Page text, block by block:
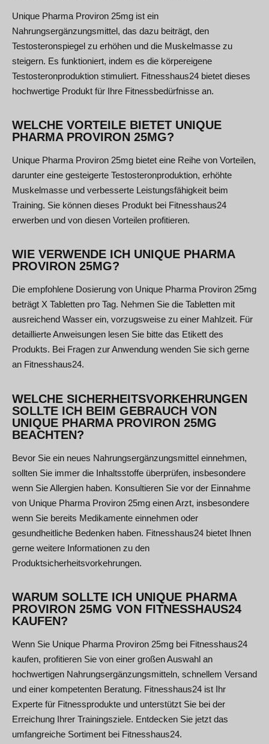
Unique Pharma Proviron 25mg ist ein
Nahrungsergänzungsmittel, das dazu beiträgt, den
Testosteronspiegel zu erhöhen und die Muskelmasse zu
steigern. Es funktioniert, indem es die körpereigene
Testosteronproduktion stimuliert. Fitnesshaus24 bietet dieses
hochwertige Produkt für Ihre Fitnessbedürfnisse an.
WELCHE VORTEILE BIETET UNIQUE
PHARMA PROVIRON 25MG?
Unique Pharma Proviron 25mg bietet eine Reihe von Vorteilen,
darunter eine gesteigerte Testosteronproduktion, erhöhte
Muskelmasse und verbesserte Leistungsfähigkeit beim
Training. Sie können dieses Produkt bei Fitnesshaus24
erwerben und von diesen Vorteilen profitieren.
WIE VERWENDE ICH UNIQUE PHARMA
PROVIRON 25MG?
Die empfohlene Dosierung von Unique Pharma Proviron 25mg
beträgt X Tabletten pro Tag. Nehmen Sie die Tabletten mit
ausreichend Wasser ein, vorzugsweise zu einer Mahlzeit. Für
detaillierte Anweisungen lesen Sie bitte das Etikett des
Produkts. Bei Fragen zur Anwendung wenden Sie sich gerne
an Fitnesshaus24.
WELCHE SICHERHEITSVORKEHRUNGEN
SOLLTE ICH BEIM GEBRAUCH VON
UNIQUE PHARMA PROVIRON 25MG
BEACHTEN?
Bevor Sie ein neues Nahrungsergänzungsmittel einnehmen,
sollten Sie immer die Inhaltsstoffe überprüfen, insbesondere
wenn Sie Allergien haben. Konsultieren Sie vor der Einnahme
von Unique Pharma Proviron 25mg einen Arzt, insbesondere
wenn Sie bereits Medikamente einnehmen oder
gesundheitliche Bedenken haben. Fitnesshaus24 bietet Ihnen
gerne weitere Informationen zu den
Produktsicherheitsvorkehrungen.
WARUM SOLLTE ICH UNIQUE PHARMA
PROVIRON 25MG VON FITNESSHAUS24
KAUFEN?
Wenn Sie Unique Pharma Proviron 25mg bei Fitnesshaus24
kaufen, profitieren Sie von einer großen Auswahl an
hochwertigen Nahrungsergänzungsmitteln, schnellem Versand
und einer kompetenten Beratung. Fitnesshaus24 ist Ihr
Experte für Fitnessprodukte und unterstützt Sie bei der
Erreichung Ihrer Trainingsziele. Entdecken Sie jetzt das
umfangreiche Sortiment bei Fitnesshaus24.